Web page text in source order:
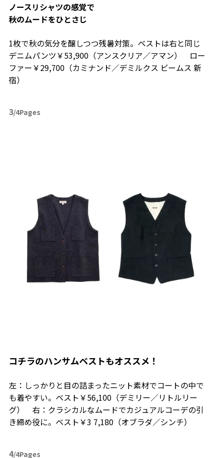
ノースリシャツの感覚で
秋のムードをひとさじ
1枚で秋の気分を醸しつつ残暑対策。ベストは右と同じ
デニムパンツ￥53,900（アンスクリア／アマン） ロー
ファー￥29,700（カミナンド／デミルクス ビームス 新
宿）
3/4Pages
コチラのハンサムベストもオススメ！
左：しっかりと目の詰まったニット素材でコートの中で
も着やすい。ベスト￥56,100（デミリー／リトルリー
グ） 右：クラシカルなムードでカジュアルコーデの引
き締め役に。ベスト￥3 7,180（オブラダ／シンチ）
4/4Pages